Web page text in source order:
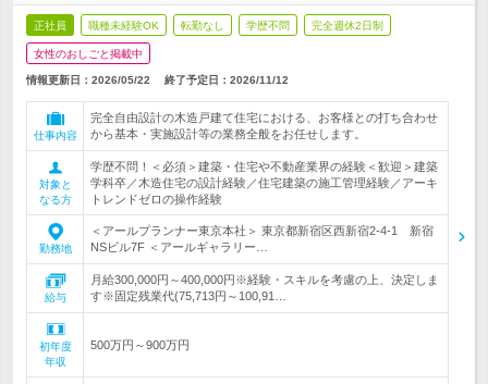
正社員 職種未経験OK 転勤なし 学歴不問 完全週休2日制
女性のおしごと掲載中
情報更新日：2026/05/22 終了予定日： 2026/11/12
仕事内容
完全自由設計の木造戸建て住宅における、お客様との打ち合わせ
から基本・実施設計等の業務全般をお任せします。
対象と
なる方
学歴不問！＜必須＞建築・住宅や不動産業界の経験＜歓迎＞建築
学科卒／木造住宅の設計経験／住宅建築の施工管理経験／アーキ
トレンドゼロの操作経験
勤務地
＜アールプランナー東京本社＞ 東京都新宿区西新宿2-4-1 新宿
NSビル7F ＜アールギャラリー…
給与
月給300,000円～400,000円※経験・スキルを考慮の上、決定しま
す※固定残業代(75,713円～100,91…
初年度
年収
500万円～900万円